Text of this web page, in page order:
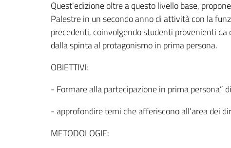
Quest'edizione oltre a questo livello base,
Palestre in un secondo anno di attività con la
precedenti, coinvolgendo studenti provenienti
dalla spinta al protagonismo in prima persona.
OBIETTIVI:
- Formare alla partecipazione in prima persona”
- approfondire temi che afferiscono all’area dei
METODOLOGIE: